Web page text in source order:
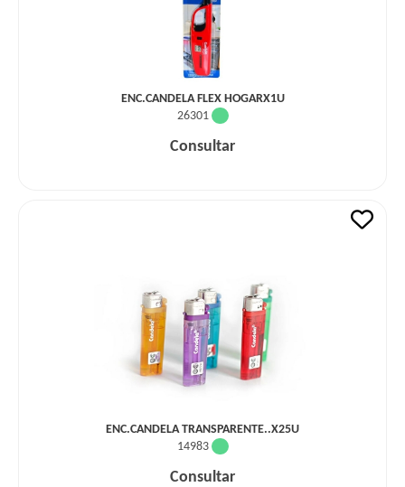
ENC.CANDELA FLEX HOGARX1U
26301
Consultar
ENC.CANDELA TRANSPARENTE..X25U
14983
Consultar